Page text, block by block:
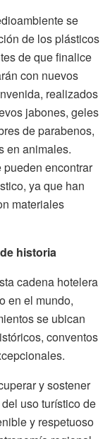
se
de los plásticos
de que finalice
con nuevos
realizados
jabones, geles
de parabenos,
en animales.
encontrar
ya que han
materiales
historia
cadena hotelera
en el mundo,
se ubican
conventos
y sostener
uso turístico de
y respetuoso